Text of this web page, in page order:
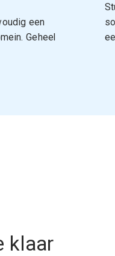
een
Geheel
klaar